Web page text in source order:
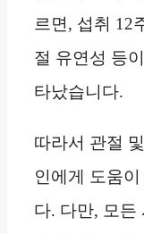
르면, 섭취 12
절 유연성 등
타났습니다.
따라서 관절
인에게 도움
다. 다만, 모든